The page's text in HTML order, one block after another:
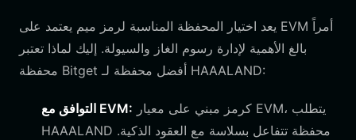
يعد اختيار المحفظة المناسبة لرمز ميم يعتمد على EVM أمراً
بالغ الأهمية لإدارة رسوم الغاز والسيولة. إليك لماذا تعتبر
محفظة Bitget أفضل محفظة لـ HAAALAND:
التوافق مع EVM:
HAAALAND محفظة تتفاعل بسلاسة مع العقود الذكية.